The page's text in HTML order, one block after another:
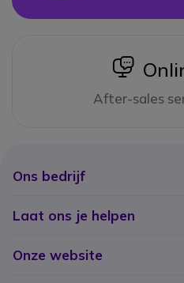
icon
After-sales
Ons bedrijf
Laat ons je helpen
Onze website